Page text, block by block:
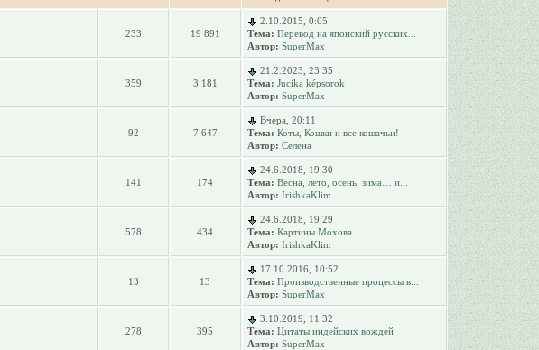
233 19 891
2.10.2015, 0:05
Тема: Перевод на японский русских...
Автор: SuperMax
359 3 181
21.2.2023, 23:35
Тема: Jucika képsorok
Автор: SuperMax
92 7 647
Вчера, 20:11
Тема: Коты, Кошки и все кошачьи!
Автор: Селена
141 174
24.6.2018, 19:30
Тема: Весна, лето, осень, зима… и...
Автор: IrishkaKlim
578 434
24.6.2018, 19:29
Тема: Картины Мохова
Автор: IrishkaKlim
13 13
17.10.2016, 10:52
Тема: Производственные процессы в...
Автор: SuperMax
278 395
3.10.2019, 11:32
Тема: Цитаты индейских вождей
Автор: SuperMax